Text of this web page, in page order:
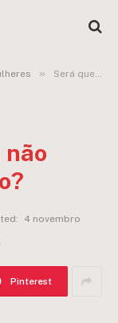
» Será que ele quer ou não quer namorar comigo?
não
4 novembro
Pinterest